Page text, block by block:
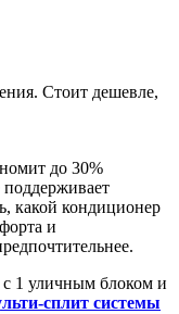
Стоит дешевле,
до 30%
поддерживает
какой кондиционер
и
1 уличным блоком и
сплит системы